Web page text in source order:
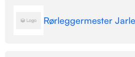
Rørleggermester